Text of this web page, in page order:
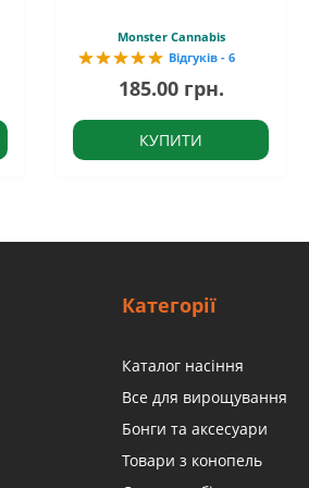
Monster Cannabis
Відгуків - 6
185.00 грн.
КУПИТИ
Категорії
Каталог насіння
Все для вирощування
Бонги та аксесуари
Товари з конопель